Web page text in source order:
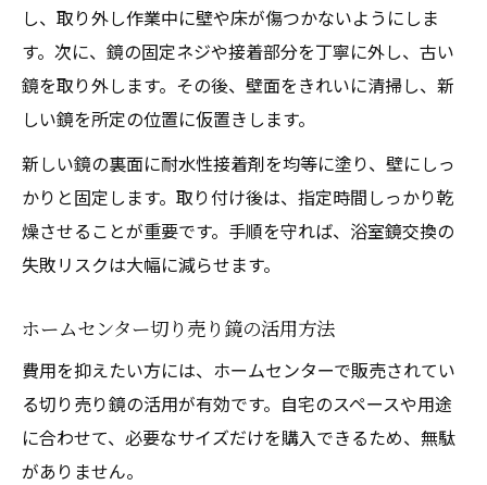
し、取り外し作業中に壁や床が傷つかないようにしま
す。次に、鏡の固定ネジや接着部分を丁寧に外し、古い
鏡を取り外します。その後、壁面をきれいに清掃し、新
しい鏡を所定の位置に仮置きします。
新しい鏡の裏面に耐水性接着剤を均等に塗り、壁にしっ
かりと固定します。取り付け後は、指定時間しっかり乾
燥させることが重要です。手順を守れば、浴室鏡交換の
失敗リスクは大幅に減らせます。
ホームセンター切り売り鏡の活用方法
費用を抑えたい方には、ホームセンターで販売されてい
る切り売り鏡の活用が有効です。自宅のスペースや用途
に合わせて、必要なサイズだけを購入できるため、無駄
がありません。